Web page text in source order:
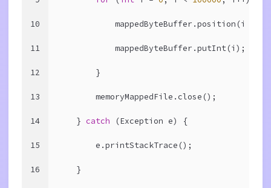
10
11
12
13
14
15
16
            mappedByteBuffer.position(i *
            mappedByteBuffer.putInt(i);
        }
        memoryMappedFile.close();
    }
catch (Exception e) {
        e.printStackTrace();
    }